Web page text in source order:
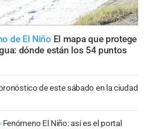
de El Niño El mapa que protege
dónde están los 54 puntos
de este sábado en la ciudad
Fenómeno El Niño: así es el portal